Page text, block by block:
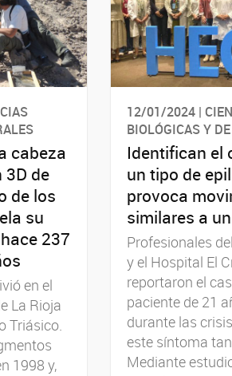
cabeza
3D de
de los
su
237
en el
La Rioja
Triásico.
1998 y,
12/01/2024 |
BIOLÓGICAS Y
Identifican el
un tipo de
provoca
similares a
Profesionales
y el Hospital El
reportaron el
paciente de 21
durante las
este síntoma
Mediante